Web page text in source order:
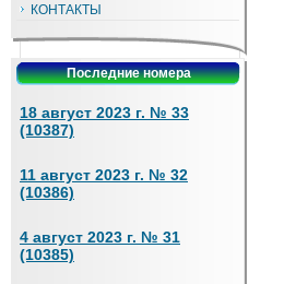
КОНТАКТЫ
Последние номера
18 август 2023 г. № 33
(10387)
11 август 2023 г. № 32
(10386)
4 август 2023 г. № 31
(10385)